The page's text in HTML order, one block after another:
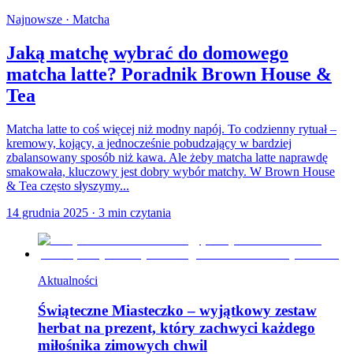
Najnowsze · Matcha
Jaką matchę wybrać do domowego
matcha latte? Poradnik Brown House &
Tea
Matcha latte to coś więcej niż modny napój. To codzienny rytuał –
kremowy, kojący, a jednocześnie pobudzający w bardziej
zbalansowany sposób niż kawa. Ale żeby matcha latte naprawdę
smakowała, kluczowy jest dobry wybór matchy. W Brown House
& Tea często słyszymy...
14 grudnia 2025 · 3 min czytania
Aktualności
Świąteczne Miasteczko – wyjątkowy zestaw
herbat na prezent, który zachwyci każdego
miłośnika zimowych chwil